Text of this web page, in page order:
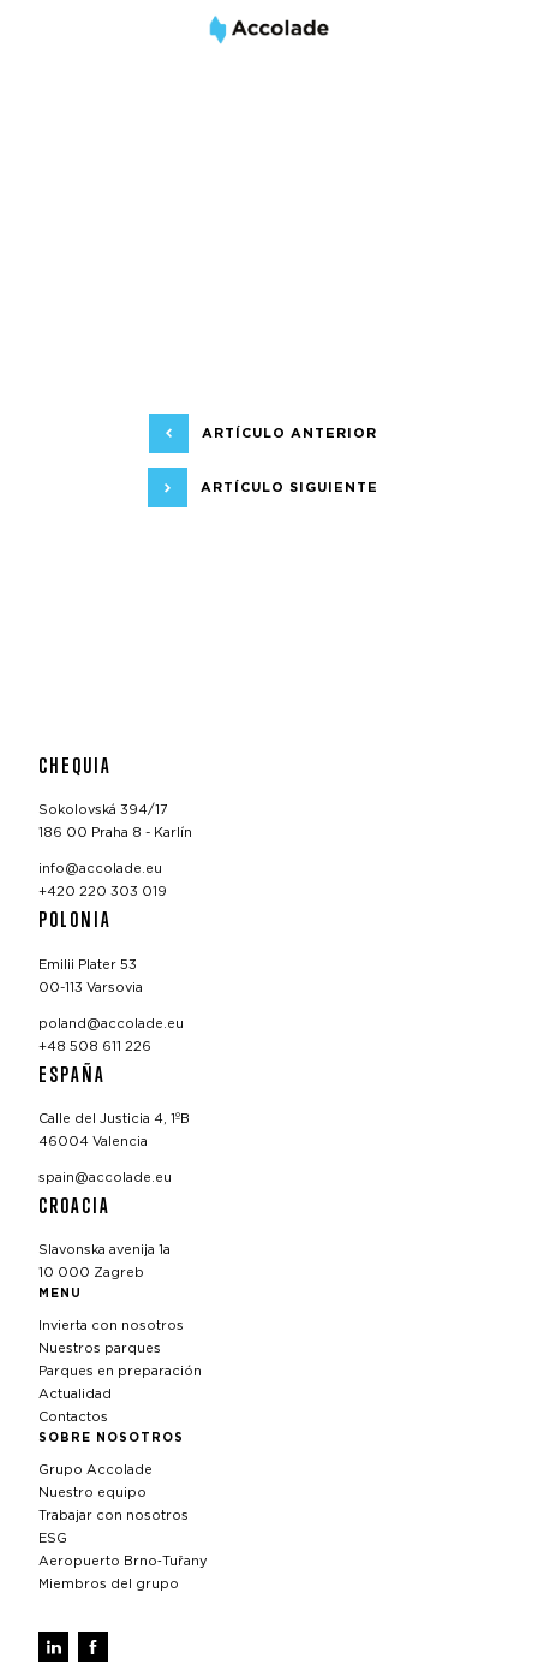
ARTÍCULO ANTERIOR
ARTÍCULO SIGUIENTE
CHEQUIA
Sokolovská 394/17
186 00 Praha 8 - Karlín
info@accolade.eu
+420 220 303 019
POLONIA
Emilii Plater 53
00-113 Varsovia
poland@accolade.eu
+48 508 611 226
ESPAÑA
Calle del Justicia 4, 1ºB
46004 Valencia
spain@accolade.eu
CROACIA
Slavonska avenija 1a
10 000 Zagreb
MENU
Invierta con nosotros
Nuestros parques
Parques en preparación
Actualidad
Contactos
SOBRE NOSOTROS
Grupo Accolade
Nuestro equipo
Trabajar con nosotros
ESG
Aeropuerto Brno‑Tuřany
Miembros del grupo